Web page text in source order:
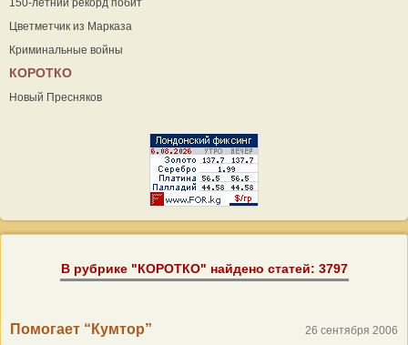
150-летний рекорд побит
Цветметчик из Марказа
Криминальные войны
КОРОТКО
Новый Пресняков
В рубрике "КОРОТКО" найдено статей: 3797
Помогает “Кумтор” 26 сентября 2006